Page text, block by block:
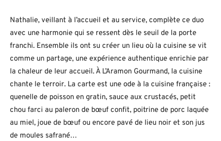
Nathalie, veillant à l’accueil et au service, complète ce duo
avec une harmonie qui se ressent dès le seuil de la porte
franchi. Ensemble ils ont su créer un lieu où la cuisine se vit
comme un partage, une expérience authentique enrichie par
la chaleur de leur accueil. À L’Aramon Gourmand, la cuisine
chante le terroir. La carte est une ode à la cuisine française :
quenelle de poisson en gratin, sauce aux crustacés, petit
chou farci au paleron de bœuf confit, poitrine de porc laquée
au miel, joue de bœuf ou encore pavé de lieu noir et son jus
de moules safrané…